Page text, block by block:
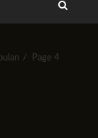
Page 4